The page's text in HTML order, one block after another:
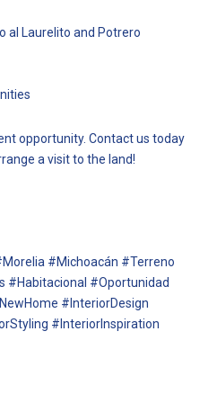
al Laurelito and Potrero
opportunity. Contact us today
a visit to the land!
#Michoacán #Terreno
#Habitacional #Oportunidad
#InteriorDesign
#InteriorInspiration